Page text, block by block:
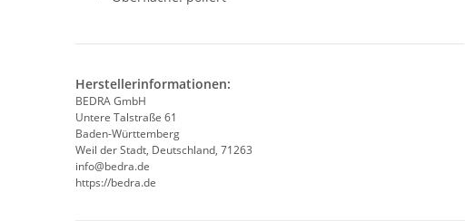
Herstellerinformationen:
BEDRA GmbH
Untere Talstraße 61
Baden-Württemberg
Weil der Stadt, Deutschland, 71263
info@bedra.de
https://bedra.de